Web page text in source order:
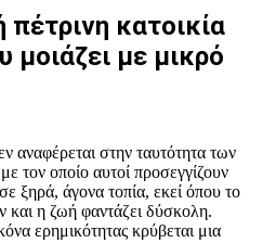
κατοικία
με μικρό
αναφέρεται στην ταυτότητα των
τον οποίο αυτοί προσεγγίζουν
ξηρά, άγονα τοπία, εκεί όπου το
και η ζωή φαντάζει δύσκολη.
ερημικότητας κρύβεται μια